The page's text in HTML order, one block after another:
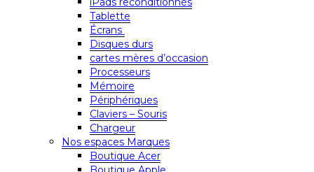
Tablette
Écrans
Disques durs
cartes mères d’occasion
Processeurs
Mémoire
Périphériques
Claviers – Souris
Chargeur
Nos espaces Marques
Boutique Acer